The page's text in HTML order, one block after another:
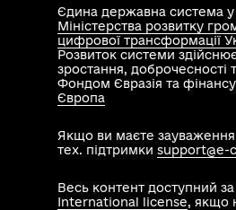
Єдина державна система у
Міністерства розвитку
цифрової трансформації
Розвиток системи
зростання, доброчесності
Фондом Євразія та
Європа
Якщо ви маєте
тех. підтримки support@e-
Весь контент доступний за
International license, якщо